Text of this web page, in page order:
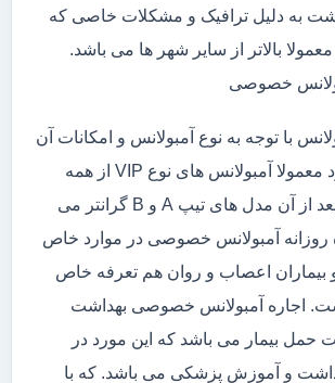
به دلیل ترافیک و مشکلات خاصی که
معمولا بالاتر از سایر شهر ها می باشد.
خصوصی
با توجه به نوع آمبولانس و امکانات آن
متفاوت خواهد بود معمولا آمبولانس های نوع VIP از همه
مدل ها گرانتر و بعد از آن مدل های تیپ A و B گرانتر می
روزانه آمبولانس خصوصی در موارد خاص
بیماران اعصاب و روان هم تعرفه خاص
اجاره آمبولانس خصوصی بهداشت
قیمت حمل بیمار می باشد که این مورد در
و آموزش پزشکی می باشد. که با